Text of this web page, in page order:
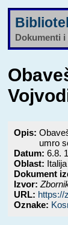
Dokumenti
Opis:
umro
Datum:6.8.
Oblast: Italija
Dokument
Izvor:
URL: https://
Oznake: